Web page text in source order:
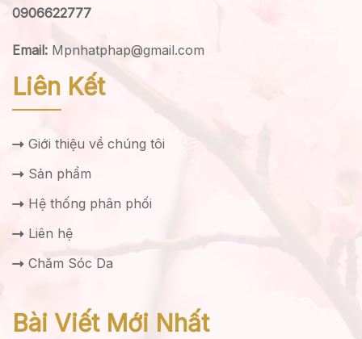
0906622777
Email: Mpnhatphap@gmail.com
Liên Kết
Giới thiệu về chúng tôi
Sản phẩm
Hệ thống phân phối
Liên hệ
Chăm Sóc Da
Bài Viết Mới Nhất